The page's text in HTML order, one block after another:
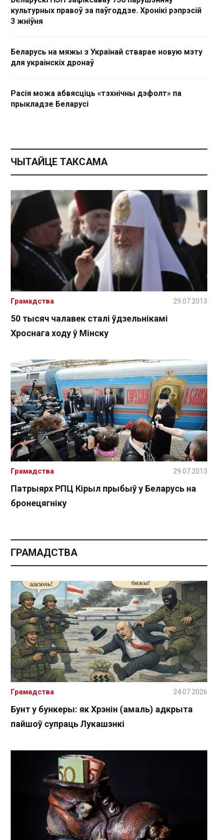
культурных правоў за паўгоддзе. Хронікі рэпрэсій
3 жніўня
Беларусь на мяжы з Украінай стварае новую мэту
для украінскіх дронаў
Расія можа абвясціць «тэхнічны дэфолт» па
прыкладзе Беларусі
ЧЫТАЙЦЕ ТАКСАМА
50 тысяч чалавек сталі ўдзельнікамі
Хроснага ходу ў Мінску
Грамадства 29.07.2013
Патрыярх РПЦ Кірыл прыбыў у Беларусь на
бронецягніку
Грамадства 29.07.2013
ГРАМАДСТВА
Бунт у бункеры: як Хрэнін (амаль) адкрыта
пайшоў супраць Лукашэнкі
Грамадства 24.07.2026